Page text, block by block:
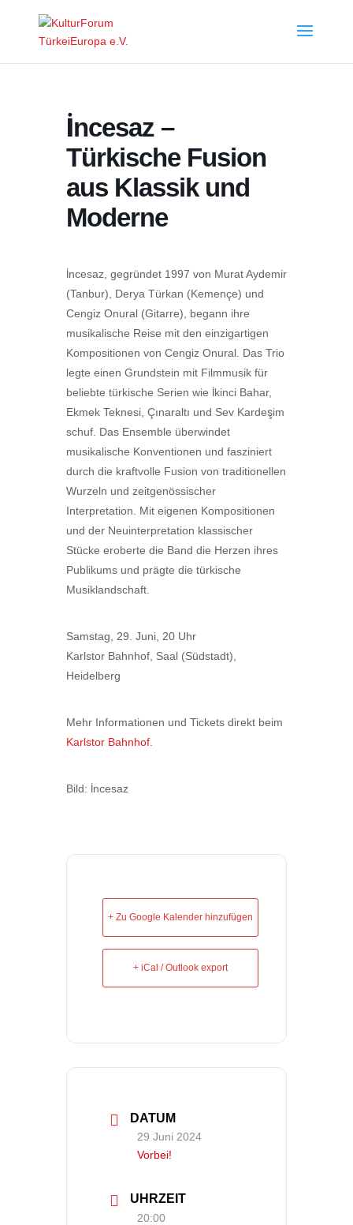
İncesaz –
Türkische Fusion
aus Klassik und
Moderne
İncesaz, gegründet 1997 von Murat Aydemir
(Tanbur), Derya Türkan (Kemençe) und
Cengiz Onural (Gitarre), begann ihre
musikalische Reise mit den einzigartigen
Kompositionen von Cengiz Onural. Das Trio
legte einen Grundstein mit Filmmusik für
beliebte türkische Serien wie İkinci Bahar,
Ekmek Teknesi, Çınaraltı und Sev Kardeşim
schuf. Das Ensemble überwindet
musikalische Konventionen und fasziniert
durch die kraftvolle Fusion von traditionellen
Wurzeln und zeitgenössischer
Interpretation. Mit eigenen Kompositionen
und der Neuinterpretation klassischer
Stücke eroberte die Band die Herzen ihres
Publikums und prägte die türkische
Musiklandschaft.
Samstag, 29. Juni, 20 Uhr
Karlstor Bahnhof, Saal (Südstadt),
Heidelberg
Mehr Informationen und Tickets direkt beim
Karlstor Bahnhof
Bild: İncesaz
+ Zu Google Kalender hinzufügen
+ iCal / Outlook export
DATUM
29 Juni 2024
Vorbei!
UHRZEIT
20:00